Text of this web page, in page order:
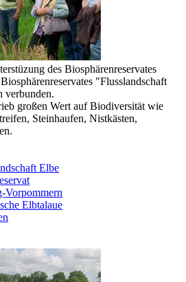
des Biosphärenreservates
"Flusslandschaft
verbunden.
großen Wert auf Biodiversität wie
Steinhaufen, Nistkästen,
Elbe
Vorpommern
Elbtalaue